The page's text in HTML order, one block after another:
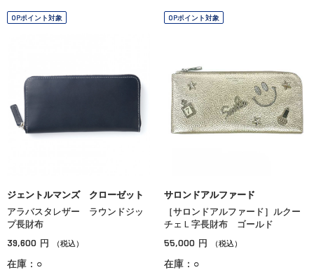
OPポイント対象
ジェントルマンズ クローゼット
アラバスタレザー ラウンドジッ
プ長財布
39,600 円 （税込）
在庫：○
OPポイント対象
サロンドアルファード
［サロンドアルファード］ルクー
チェＬ字長財布 ゴールド
55,000 円 （税込）
在庫：○